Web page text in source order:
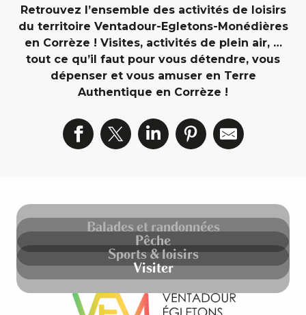
Retrouvez l’ensemble des activités de loisirs
du territoire Ventadour-Egletons-Monédières
en Corrèze ! Visites, activités de plein air, …
tout ce qu’il faut pour vous détendre, vous
dépenser et vous amuser en Terre
Authentique en Corrèze !
Balades et randonnées
Pêche
Sports & loisirs
Visiter